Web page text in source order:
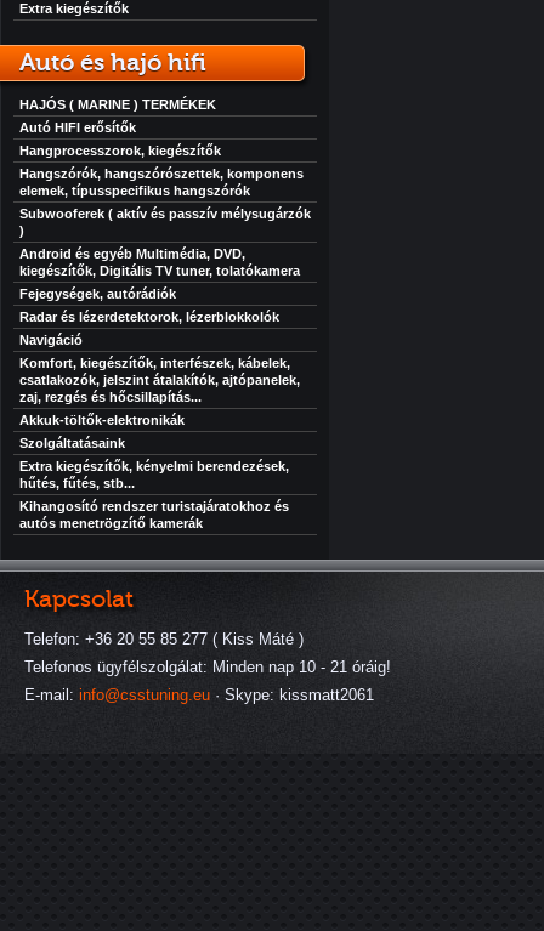
Extra kiegészítők
Autó és hajó hifi
HAJÓS ( MARINE ) TERMÉKEK
Autó HIFI erősítők
Hangprocesszorok, kiegészítők
Hangszórók, hangszórószettek, komponens
elemek, típusspecifikus hangszórók
Subwooferek ( aktív és passzív mélysugárzók
)
Android és egyéb Multimédia, DVD,
kiegészítők, Digitális TV tuner, tolatókamera
Fejegységek, autórádiók
Radar és lézerdetektorok, lézerblokkolók
Navigáció
Komfort, kiegészítők, interfészek, kábelek,
csatlakozók, jelszint átalakítók, ajtópanelek,
zaj, rezgés és hőcsillapítás...
Akkuk-töltők-elektronikák
Szolgáltatásaink
Extra kiegészítők, kényelmi berendezések,
hűtés, fűtés, stb...
Kihangosító rendszer turistajáratokhoz és
autós menetrögzítő kamerák
Kapcsolat
Telefon: +36 20 55 85 277 ( Kiss Máté )
Telefonos ügyfélszolgálat: Minden nap 10 - 21 óráig!
E-mail: info@csstuning.eu · Skype: kissmatt2061